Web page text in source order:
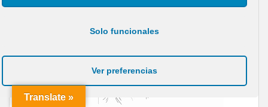
Solo funcionales
Ver preferencias
Translate »